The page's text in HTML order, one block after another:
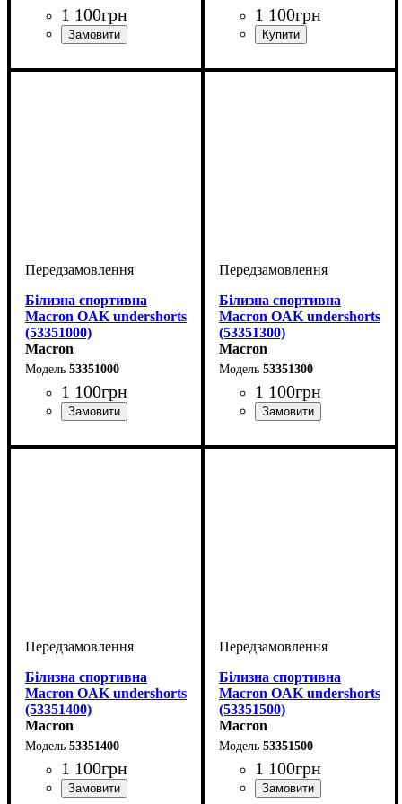
1 100грн 1 100грн
Білизна спортивна
Macron OAK undershorts
(53351000)
Macron
53351000
1 100грн
Білизна спортивна
Macron OAK undershorts
(53351300)
Macron
53351300
1 100грн
Білизна спортивна
Macron OAK undershorts
(53351400)
Macron
53351400
1 100грн
Білизна спортивна
Macron OAK undershorts
(53351500)
Macron
53351500
1 100грн